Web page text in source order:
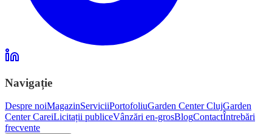
Navigație
Despre noiMagazinServiciiPortofoliuGarden Center ClujGarden
Center CareiLicitații publiceVânzări en-grosBlogContactÎntrebări
frecvente